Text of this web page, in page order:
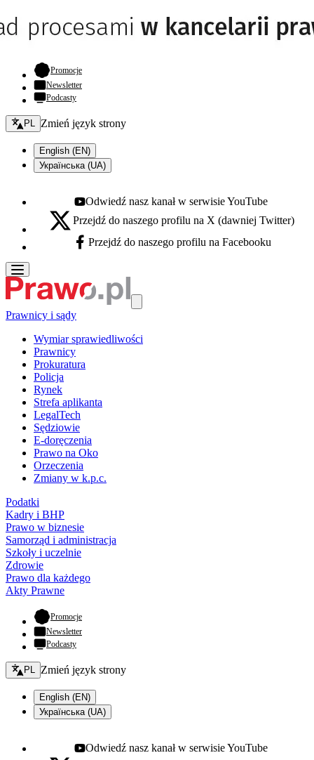
Promocje- otwiera się w nowej karcie
Newsletter
Podcasty
Zmień język - bieżący:
PL Zmień język strony
English (EN)
Українська (UA)
Youtube - otwiera się w nowej karcie
Odwiedź nasz kanał w serwisie YouTube
X - otwiera się w nowej karcie
Przejdź do naszego profilu na X (dawniej Twitter)
Facebook - otwiera się w nowej karcie
Przejdź do naszego profilu na Facebooku
Prawnicy i sądy
Wymiar sprawiedliwości
Prawnicy
Prokuratura
Policja
Rynek
Strefa aplikanta
LegalTech
Sędziowie
E-doręczenia
Prawo na Oko
Orzeczenia
Zmiany w k.p.c.
Podatki
Kadry i BHP
Prawo w biznesie
Samorząd i administracja
Szkoły i uczelnie
Zdrowie
Prawo dla każdego
Akty Prawne
Promocje- otwiera się w nowej karcie
Newsletter
Podcasty
Zmień język - bieżący:
PL Zmień język strony
English (EN)
Українська (UA)
Youtube - otwiera się w nowej karcie
Odwiedź nasz kanał w serwisie YouTube